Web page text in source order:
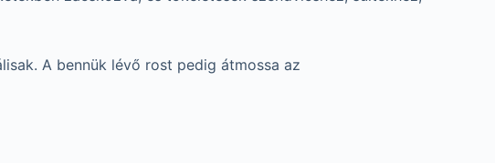
A bennük lévő rost pedig átmossa az